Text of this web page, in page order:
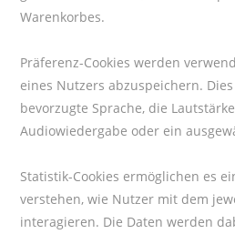
Warenkorbes.
Präferenz-Cookies werden
eines Nutzers abzuspeichern.
bevorzugte Sprache, die
Audiowiedergabe oder ein
Statistik-Cookies ermöglichen es
verstehen, wie Nutzer mit dem
interagieren. Die Daten werden